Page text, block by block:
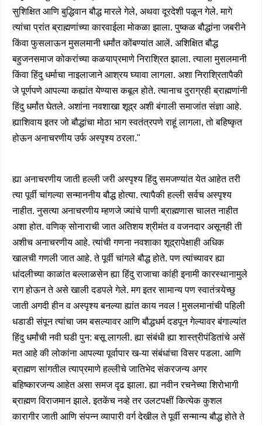
सुशिक्षित आणि बुद्धिवान बौद्ध मारले गेले, अथवा दूरदेशी पळून गेले. मागे
त्यांचा प्रांत ब्राह्मणांच्या कारवाईला मोकळा झाला. पुष्कळ बौद्धांना जबरीने
किंवा फुसलाऊन मुसलमानी धर्मांत कोंबण्यांत आलें. अशिक्षित बौद्ध
बहुजनसमाज कोकरांच्या कळयाप्रमाणे निराश्रित झाला. त्याला मुसलमानी
किंवा हिंदु धर्माचा नाइलाजाने आश्रय घ्यावा लागला. अशा निराश्रितापैकी
जे पूर्णपणे आपल्या कह्यांत येण्यास कबूल होते. त्यानाच दुराग्रही ब्राह्मणांनी
हिंदु धर्मांत घेतले. अशांना नवशाखा शूद्र अशी बंगाली समाजांत संज्ञा आहे.
ह्याशिवाय इतर जो बौद्धांचा मोठा भाग स्वतंत्रपणे राहूं लागला, तो बहिष्कृत
होऊन अनाचरणीय उर्फ अस्पृश्य ठरला."
ह्या अनाचरणीय जाती हल्ली जरी अस्पृश्य हिंदु समजण्यांत येत आहेत तरी
त्या पूर्वी चांगल्या सन्माननीय बौद्ध होत्या. त्यापैकी हल्ली सर्वच अस्पृश्य
नाहीत. नुसत्या अनाचरणीय म्हणजे ज्यांचे पाणी ब्राह्मणास चालत नाहीत
अशा होत. वणिक् सोनाराची जात अतिशय श्रीमंत व वजनदार असूनही ती
अशीच अनाचरणीय आहे. त्यांची गणना नवशाका शूद्रापेक्षाही अधिक
खालची गणली जात आहे. ते पूर्वी चांगले बौद्ध होते. पण त्यांच्यावर ह्या
धांदलीच्या काळांत बल्लाळसेन ह्या हिंदु राजाचा कांही इनामी कारस्थानामुले
राग होऊन ते असे खाली दडपले गेले. मग इतर सामान्य पण स्वातंत्र्येच्छु
जाती अगदी हीन व अस्पृश्य बनल्या ह्यांत काय नवल ! मुसलमानांची पहिली
धडाडी संपून त्यांचा जम बसल्यावर आणि बौद्धधर्म दडपून गेल्यावर बंगाल्यांत
हिंदु धर्मांची नवी घडी पुन: बसू लागली. ह्या संबंधी ह्या शास्त्रीपंडितांचे असें
मत आहे की लोकांना आपल्या पूर्वापार ख-या संबंधांचा विसर पडला. आणि
ब्राह्मण सांगतील त्याप्रमाणे हल्लीचे जातिभेद संकरजन्य अगर
बहिष्कारजन्य आहेत असा समज दृढ झाला. ह्या नवीन रचनेच्या शिरोभागी
ब्राह्मण विराजमान झाले. इतकेंच नव्हे तर उलटपक्षीं कित्येक कुशल
कारागीर जाती आणि संपन्न व्यापारी वर्ग देखील ते पूर्वी सन्मान्य बौद्ध होते ते